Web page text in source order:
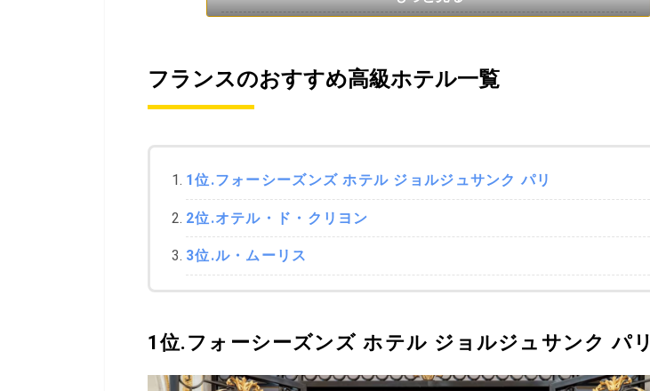
フランスのおすすめ高級ホテル一覧
1位.フォーシーズンズ ホテル ジョルジュサンク パリ
2位.オテル・ド・クリヨン
3位.ル・ムーリス
1位.フォーシーズンズ ホテル ジョルジュサンク パリ